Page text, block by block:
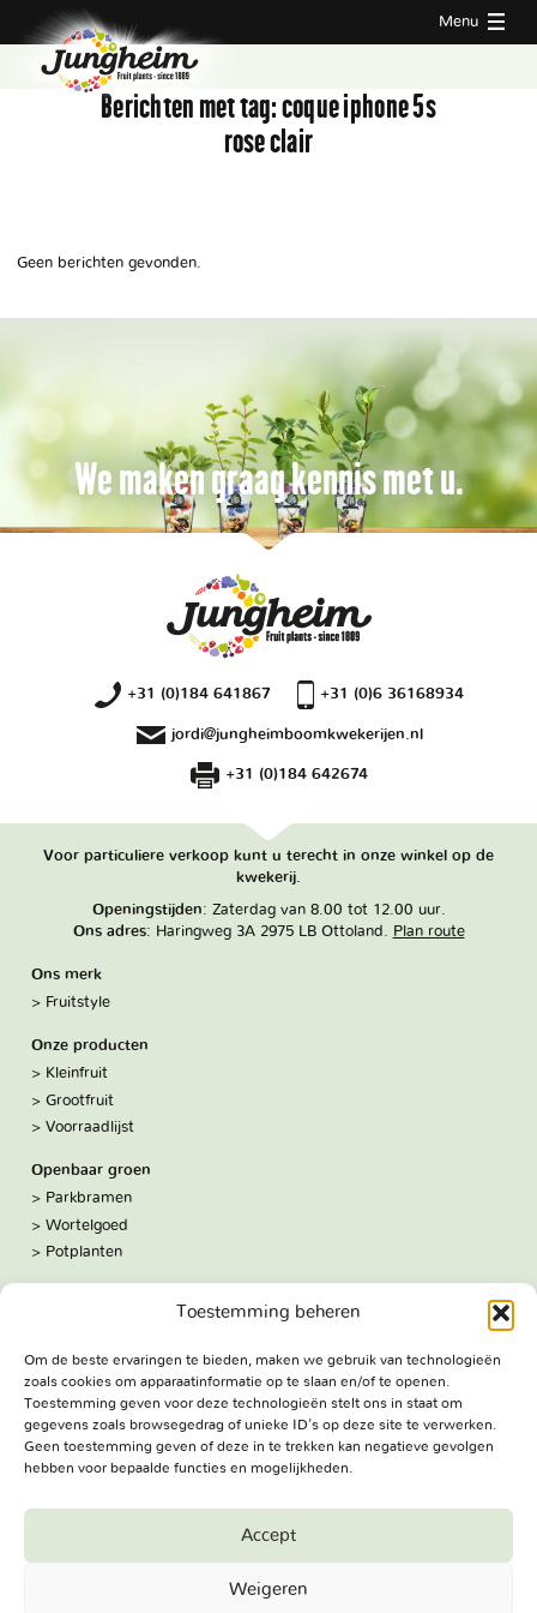
Toestemming beheren
Om de beste ervaringen te bieden, maken we gebruik van technologieën
zoals cookies om apparaatinformatie op te slaan en/of te openen.
Toestemming geven voor deze technologieën stelt ons in staat om
gegevens zoals browsegedrag of unieke ID's op deze site te verwerken.
Geen toestemming geven of deze in te trekken kan negatieve gevolgen
hebben voor bepaalde functies en mogelijkheden.
Accept
Weigeren
Menu
Berichten met tag:coque iphone 5s
rose clair
Geen berichten gevonden.
We maken graag kennis met u.
+31 (0)184 641867 +31 (0)6 36168934
jordi@jungheimboomkwekerijen.nl
+31 (0)184 642674
Voor particuliere verkoop kunt u terecht in onze winkel op de
kwekerij.
Openingstijden: Zaterdag van 8.00 tot 12.00 uur.
Ons adres: Haringweg 3A 2975 LB Ottoland. Plan route
Ons merk
Fruitstyle
Onze producten
Kleinfruit
Grootfruit
Voorraadlijst
Openbaar groen
Parkbramen
Wortelgoed
Potplanten
Volg ons:
Facebook
Bezoekadres
Haringweg 3A
2975 LB Ottoland
Reserved.